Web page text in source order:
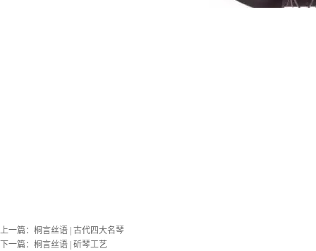
上一篇： 桐言丝语 | 古代四大名琴
下一篇： 桐言丝语 | 斫琴工艺